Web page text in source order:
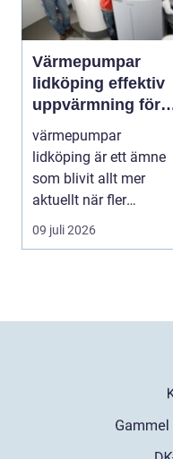
Värmepumpar
lidköping effektiv
uppvärmning för
hus och fastigheter
värmepumpar
lidköping är ett ämne
som blivit allt mer
aktuellt när fler
fastighetsägare vill
kombine...
09 juli 2026